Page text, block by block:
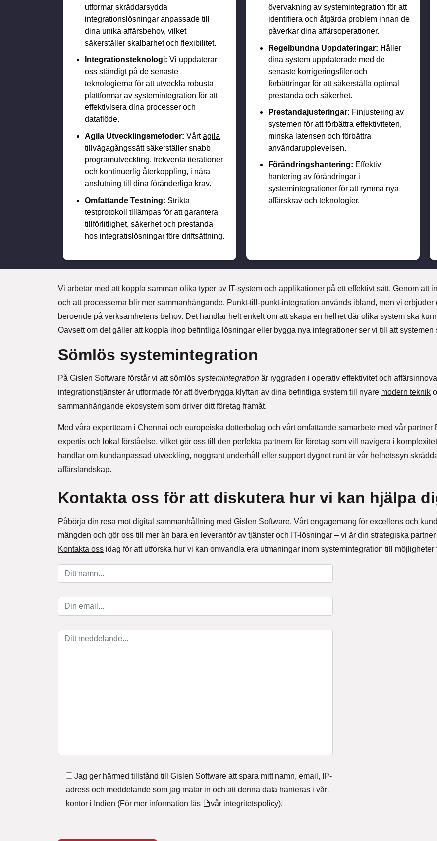
utformar skräddarsydda
integrationslösningar anpassade till
dina unika affärsbehov, vilket
säkerställer skalbarhet och flexibilitet.
Integrationsteknologi: Vi uppdaterar
oss ständigt på de senaste
teknologierna för att utveckla robusta
plattformar av systemintegration för att
effektivisera dina processer och
dataflöde.
Agila Utvecklingsmetoder: Vårtagila
tillvägagångssätt säkerställer snabb
programutveckling, frekventa iterationer
och kontinuerlig återkoppling, i nära
anslutning till dina föränderliga krav.
Omfattande Testning: Strikta
testprotokoll tillämpas för att garantera
tillförlitlighet, säkerhet och prestanda
hos integratislösningar före driftsättning.
övervakning av systemintegration för att
identifiera och åtgärda problem innan de
påverkar dina affärsoperationer.
Regelbundna Uppdateringar: Håller
dina system uppdaterade med de
senaste korrigeringsfiler och
förbättringar för att säkerställa optimal
prestanda och säkerhet.
Prestandajusteringar: Finjustering av
systemen för att förbättra effektiviteten,
minska latensen och förbättra
användarupplevelsen.
Förändringshantering: Effektiv
hantering av förändringar i
systemintegrationer för att rymma nya
affärskrav och teknologier.
Vi arbetar med att koppla samman olika typer av IT-system och applikationer på ett effektivt sätt. Genom att
och att processerna blir mer sammanhängande. Punkt-till-punkt-integration används ibland, men vi
beroende på verksamhetens behov. Det handlar helt enkelt om att skapa en helhet där olika system ska
Oavsett om det gäller att koppla ihop befintliga lösningar eller bygga nya integrationer ser vi till att
Sömlös systemintegration
På Gislen Software förstår vi att sömlös systemintegration är ryggraden i operativ effektivitet och
integrationstjänster är utformade för att överbrygga klyftan av dina befintliga system till nyare modern teknik
sammanhängande ekosystem som driver ditt företag framåt.
Med våra expertteam i Chennai och europeiska dotterbolag och vårt omfattande samarbete med vår partner
expertis och lokal förståelse, vilket gör oss till den perfekta partnern för företag som vill navigera i
handlar om kundanpassad utveckling, noggrant underhåll eller support dygnet runt är vår helhetssyn
affärslandskap.
Kontakta oss för att diskutera hur vi kan hjälpa
Påbörja din resa mot digital sammanhållning med Gislen Software. Vårt engagemang för excellens och
mängden och gör oss till mer än bara en leverantör av tjänster och IT-lösningar – vi är din strategiska
Kontakta oss idag för att utforska hur vi kan omvandla era utmaningar inom systemintegration till möjligheter
Ditt namn (*)
Din email (*)
Ditt meddelande (*)
Jag ger härmed tillstånd till Gislen Software att spara mitt namn, email, IP-
adress och meddelande som jag matar in och att denna data hanteras i vårt
kontor i Indien (För mer information läs
vår integritetspolicy).